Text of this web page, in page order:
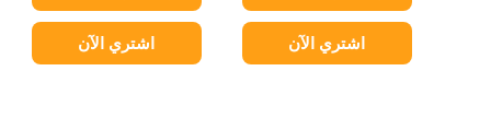
اشتري الآن اشتري الآن